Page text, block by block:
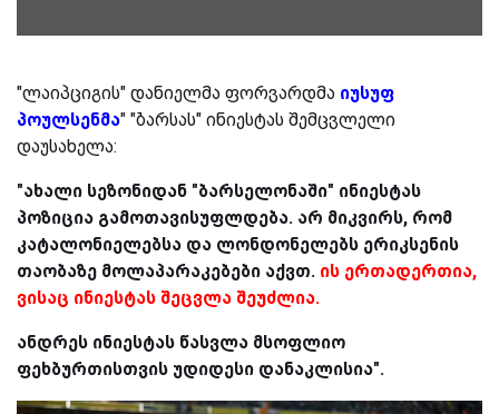
"ლაიპციგის" დანიელმა ფორვარდმა იუსუფ
პოულსენმა" "ბარსას" ინიესტას შემცვლელი
დაუსახელა:
"ახალი სეზონიდან "ბარსელონაში" ინიესტას
პოზიცია გამოთავისუფლდება. არ მიკვირს, რომ
კატალონიელებსა და ლონდონელებს ერიკსენის
თაობაზე მოლაპარაკებები აქვთ. ის ერთადერთია,
ვისაც ინიესტას შეცვლა შეუძლია.
ანდრეს ინიესტას წასვლა მსოფლიო
ფეხბურთისთვის უდიდესი დანაკლისია".